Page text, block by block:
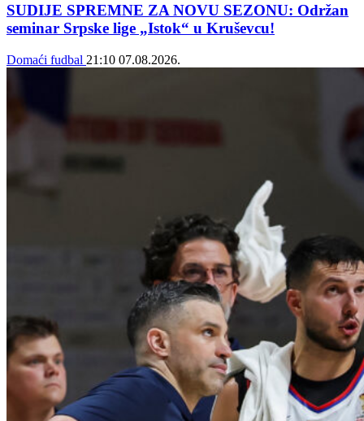
SUDIJE SPREMNE ZA NOVU SEZONU: Održan
seminar Srpske lige „Istok“ u Kruševcu!
Domaći fudbal 21:10 07.08.2026.